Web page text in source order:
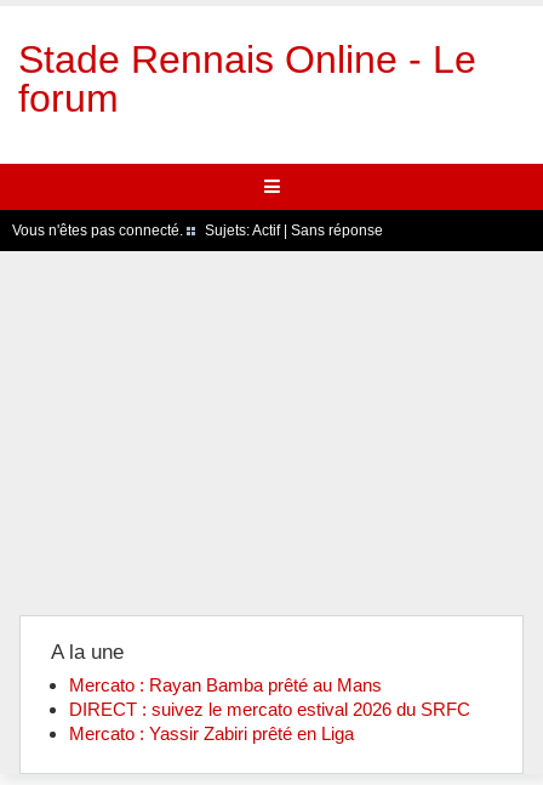
Stade Rennais Online - Le
forum
Vous n'êtes pas connecté. Sujets:Actif| Sans réponse
A la une
Mercato : Rayan Bamba prêté au Mans
DIRECT : suivez le mercato estival 2026 du SRFC
Mercato : Yassir Zabiri prêté en Liga